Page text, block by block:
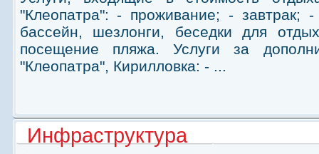
"Клеопатра": - проживание; - завтрак;
бассейн, шезлонги, беседки для
посещение пляжа. Услуги за
"Клеопатра", Кирилловка: - ...
Инфраструктура